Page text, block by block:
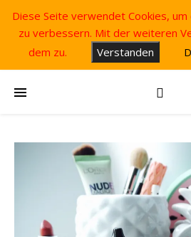
Diese Seite verwendet Cookies,
zu verbessern. Mit der weiteren
dem zu.
Verstanden